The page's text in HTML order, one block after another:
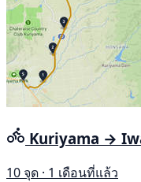
Kuriyama →
10 จุด · 1 เดือนที่แล้ว